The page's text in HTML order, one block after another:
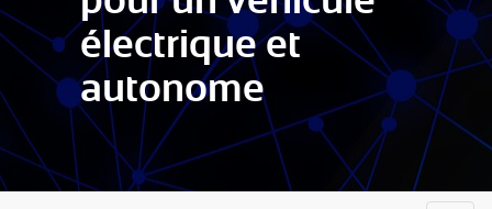
électrique et
autonome